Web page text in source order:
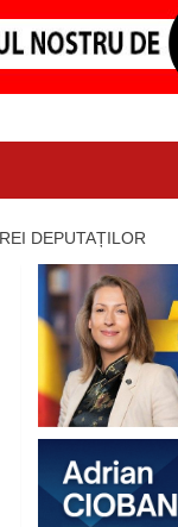
DEPUTAȚILOR